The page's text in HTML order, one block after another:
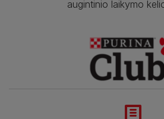
augintinio laikymo